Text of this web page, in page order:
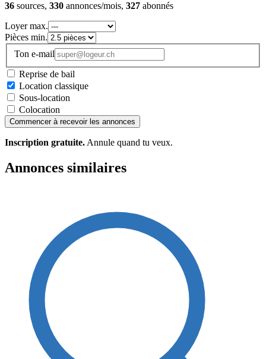
36 sources, 330 annonces/mois, 327 abonnés
Loyer max.
Pièces min.
Ton e-mail
Reprise de bail
Location classique
Sous-location
Colocation
Commencer à recevoir les annonces
Inscription gratuite. Annule quand tu veux.
Annonces similaires